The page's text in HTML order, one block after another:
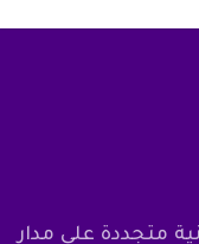
متجددة على مدار